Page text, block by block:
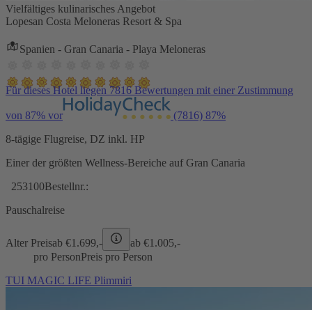
Vielfältiges kulinarisches Angebot
Lopesan Costa Meloneras Resort & Spa
Spanien - Gran Canaria - Playa Meloneras
Für dieses Hotel liegen 7816 Bewertungen mit einer Zustimmung
von 87% vor (7816) 87%
8-tägige Flugreise, DZ inkl. HP
Einer der größten Wellness-Bereiche auf Gran Canaria
253100Bestellnr.:
Pauschalreise
Alter Preisab €1.699,- ab €1.005,-
pro PersonPreis pro Person
TUI MAGIC LIFE Plimmiri